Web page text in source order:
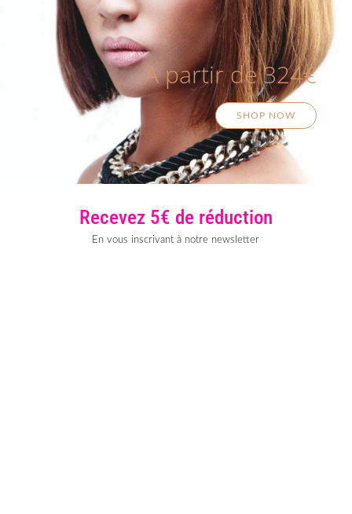
A partir de 324€
SHOP NOW
Recevez 5€ de réduction
En vous inscrivant à notre newsletter